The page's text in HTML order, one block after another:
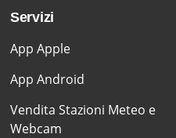
Servizi
App Apple
App Android
Vendita Stazioni Meteo e
Webcam